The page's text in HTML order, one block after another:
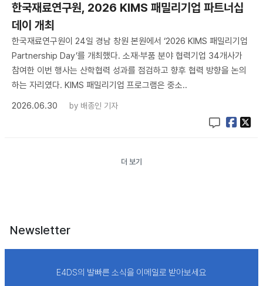
한국재료연구원, 2026 KIMS 패밀리기업 파트너십
데이 개최
한국재료연구원이 24일 경남 창원 본원에서 ‘2026 KIMS 패밀리기업
Partnership Day’를 개최했다. 소재·부품 분야 협력기업 34개사가
참여한 이번 행사는 산학협력 성과를 점검하고 향후 협력 방향을 논의
하는 자리였다. KIMS 패밀리기업 프로그램은 중소..
2026.06.30
by 배종인 기자
더 보기
Newsletter
E4DS의 발빠른 소식을 이메일로 받아보세요